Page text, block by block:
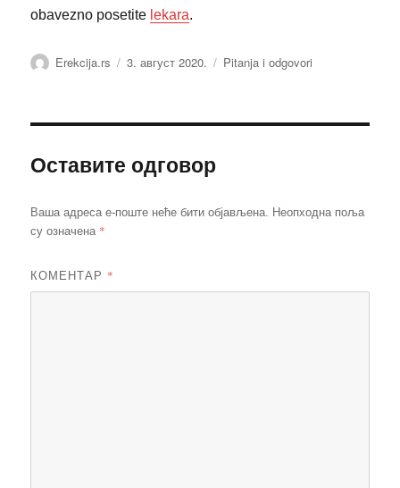
obavezno posetite lekara.
Аутор
Erekcija.rs Објављено
3. август 2020. Категорије
Pitanja i odgovori
Оставите одговор
Ваша адреса е-поште неће бити објављена. Неопходна поља
су означена *
КОМЕНТАР *